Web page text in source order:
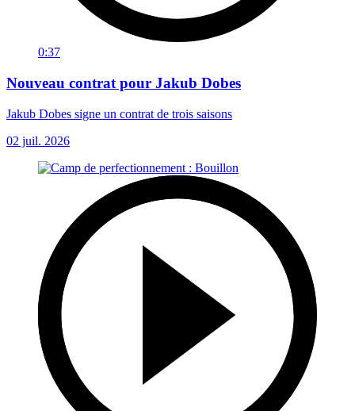
0:37
Nouveau contrat pour Jakub Dobes
Jakub Dobes signe un contrat de trois saisons
02 juil. 2026